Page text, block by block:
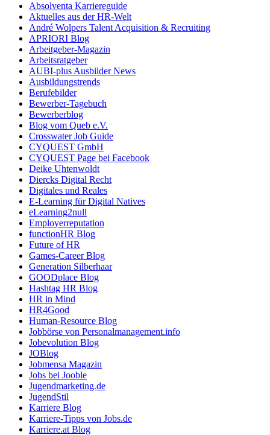
Absolventa Karriereguide
Aktuelles aus der HR-Welt
André Wolpers Talent Acquisition & Recruiting
APRIORI Blog
Arbeitgeber-Magazin
Arbeitsratgeber
AUBI-plus Ausbilder News
Ausbildungstrends
Berufebilder
Bewerber-Tagebuch
Bewerberblog
Blog vom Queb e.V.
Crosswater Job Guide
CYQUEST GmbH
CYQUEST Page bei Facebook
Deike Uhtenwoldt
Diercks Digital Recht
Digitales und Reales
E-Learning für Digital Natives
eLearning2null
Employerreputation
functionHR Blog
Future of HR
Games-Career Blog
Generation Silberhaar
GOODplace Blog
Hashtag HR Blog
HR in Mind
HR4Good
Human-Resource Blog
Jobbörse von Personalmanagement.info
Jobevolution Blog
JOBlog
Jobmensa Magazin
Jobs bei Jooble
Jugendmarketing.de
JugendStil
Karriere Blog
Karriere-Tipps von Jobs.de
Karriere.at Blog